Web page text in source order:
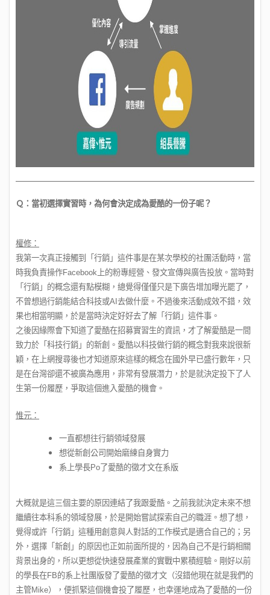
Ｑ：當初選擇實習時，為何會決定成為愛酷的一份子呢？
權修：
我第一次真正接觸到「行銷」這件事是在某次學校的社團活動時，當
時我負責操作Facebook上的粉專經營、發文宣傳與廣告投放。當時對
「行銷」的概念還有點模糊，總覺得僅僅只是下廣告增加曝光罷了，
不曾想過行銷能結合科技或AI去做什麼。不過後來活動成效不錯，效
果也相當明顯，於是當時決定好好去了解「行銷」這件事。
之後因緣際會下知道了愛酷在招募實習生的資訊，才了解愛酷是一間
致力於「科技行銷」的新創。愛酷以科技做行銷的概念對我來說很新
穎，在上網搜尋後也才知道原來這樣的概念在國外早已盛行數年，只
是在台灣卻還不被廣為應用，非常有發展潛力，於是就決定投下了人
生第一份履歷，爭取這個進入愛酷的機會。
惟元：
一直都想往行銷領域發展
想從新創公司開始磨練自身實力
系上學長Po了愛酷的徵才文在系版
大概就是這三個主要的原因連結了我跟愛酷。之前我就決定未來不想
繼續往本科系的領域發展，於是開始嘗試探索自己的職涯。想了想，
覺得或許「行銷」這種用創意與人對話的工作模式是適合自己的；另
外，選擇「新創」的原因也正如前面所提的，因為自己不是行銷相關
背景出身的，所以更想從快速發展產業的實戰中累積經驗。剛好以前
的學長在FB的系上社團版發了愛酷的徵才文（沒錯他現在就是我們的
主管Mike），便抓緊這個機會投了履歷，也幸運地成為了愛酷的一份